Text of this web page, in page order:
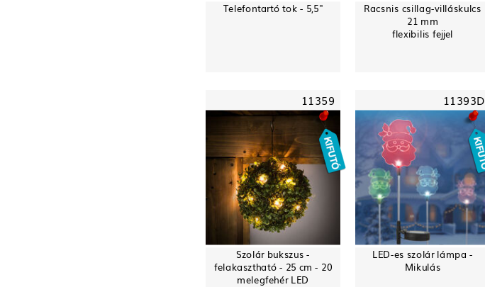
Telefontartó tok - 5,5"
Racsnis csillag-villáskulcs
21 mm
flexibilis fejjel
11359
Szolár bukszus -
felakasztható - 25 cm - 20
melegfehér LED
11393D
LED-es szolár lámpa -
Mikulás